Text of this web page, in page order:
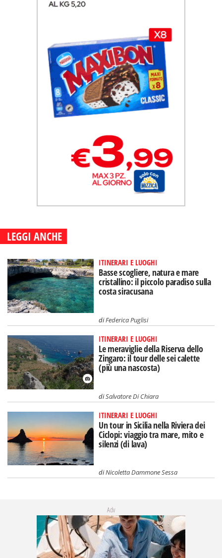
LEGGI ANCHE
ITINERARI E LUOGHI
Basse scogliere, natura e mare
cristallino: il piccolo paradiso sulla
costa siracusana
diFederica Puglisi
ITINERARI E LUOGHI
Le meraviglie della Riserva dello
Zingaro: il tour delle sei calette
(più una nascosta)
diSalvatore Di Chiara
ITINERARI E LUOGHI
Un tour in Sicilia nella Riviera dei
Ciclopi: viaggio tra mare, mito e
silenzi (di lava)
diNicoletta Dammone Sessa
Adv